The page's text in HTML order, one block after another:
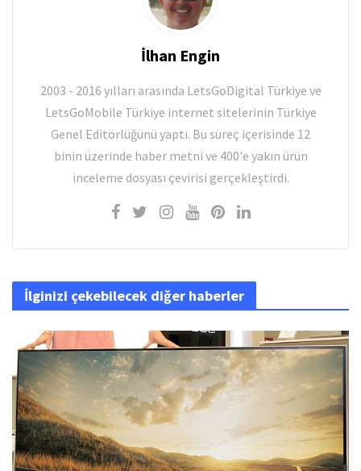
İlhan Engin
2003 - 2016 yılları arasında LetsGoDigital Türkiye ve
LetsGoMobile Türkiye internet sitelerinin Türkiye
Genel Editörlüğünü yaptı. Bu süreç içerisinde 12
binin üzerinde haber metni ve 400'e yakın ürün
inceleme dosyası çevirisi gerçekleştirdi.
İlginizi çekebilecek diğer haberler